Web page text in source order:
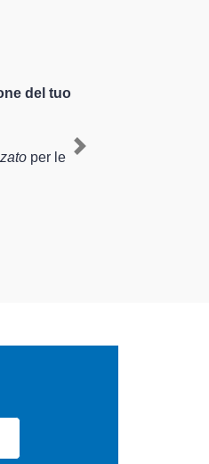
e provincia
corretto
da riparare
Next